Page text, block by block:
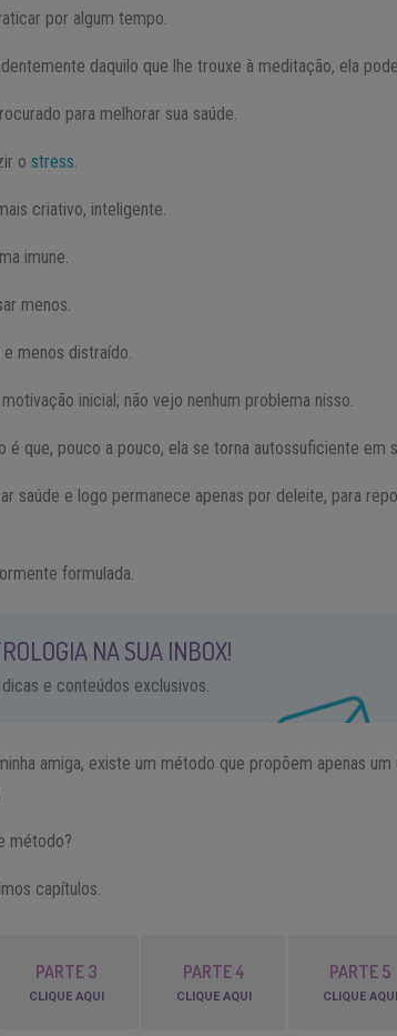
por algum tempo.
daquilo que lhe trouxe à meditação, ela
para melhorar sua saúde.
ostress.
criativo, inteligente.
imune.
menos.
menos distraído.
inicial; não vejo nenhum problema nisso.
é que, pouco a pouco, ela se torna autossuficiente em
saúde e logo permanece apenas por deleite, para
formulada.
NA SUA INBOX!
e conteúdos exclusivos.
amiga, existe um método que propõem apenas
método?
capítulos.
PARTE 3
CLIQUE AQUI
PARTE 4
CLIQUE AQUI
PARTE 5
CLIQUE AQUI